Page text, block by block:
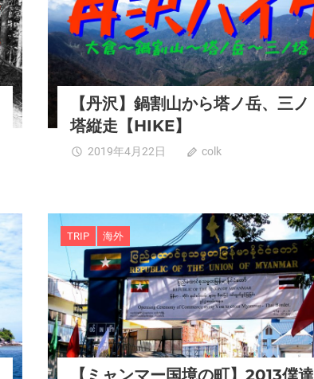
【丹沢】鍋割山から塔ノ岳、三ノ
塔縦走【HIKE】
2019年4月22日 colk
TRIP 海外
【ミャンマー国境の町】2013僕達